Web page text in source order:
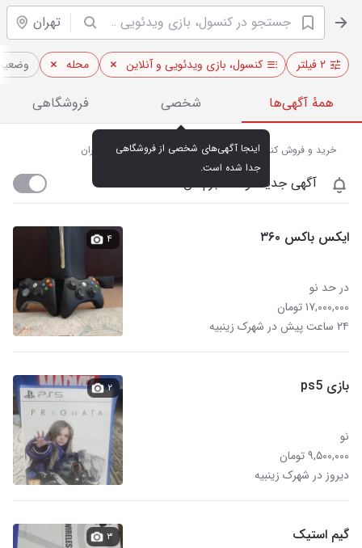
تهران
۲ فیلتر کنسول، بازی ویدئویی و آنلاین محله
همهٔ آگهی‌ها شخصی فروشگاهی
جدا شده است.
خرید و فروش کنسول بازی نو و دست دوم در شهرک زینبیه تهران
آگهی جدید اومد خبرم کن
ایکس باکس ۳۶۰
در حد نو
۱۷,۰۰۰,۰۰۰ تومان
۲۴ ساعت پیش در شهرک زینبیه
۴
بازی ps5
نو
۹,۵۰۰,۰۰۰ تومان
دیروز در شهرک زینبیه
۲
گیم استیک ۳